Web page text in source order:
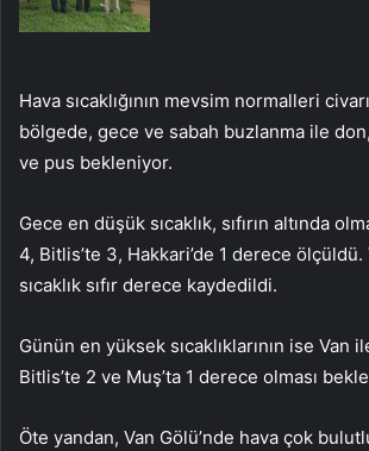
Hava sıcaklığının mevsim normalleri
bölgede, gece ve sabah buzlanma ile
ve pus bekleniyor.
Gece en düşük sıcaklık, sıfırın altında
4, Bitlis’te 3, Hakkari’de 1 derece ölçüldü.
sıcaklık sıfır derece kaydedildi.
Günün en yüksek sıcaklıklarının ise Van
Bitlis’te 2 ve Muş’ta 1 derece olması
Öte yandan, Van Gölü’nde hava çok